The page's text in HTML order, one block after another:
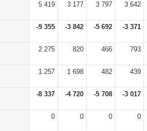
5 419 3 177 3 797 3 642
-9 355 -3 842 -5 692 -3 371
2 275 820 466 793
1 257 1 698 482 439
-8 337 -4 720 -5 708 -3 017
0 0 0 0